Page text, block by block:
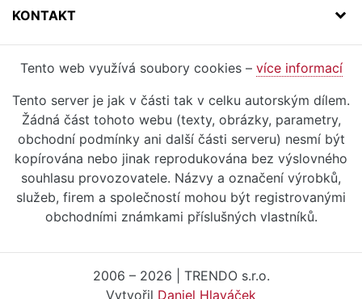
KONTAKT
Tento web využívá soubory cookies – více informací
Tento server je jak v části tak v celku autorským dílem.
Žádná část tohoto webu (texty, obrázky, parametry,
obchodní podmínky ani další části serveru) nesmí být
kopírována nebo jinak reprodukována bez výslovného
souhlasu provozovatele. Názvy a označení výrobků,
služeb, firem a společností mohou být registrovanými
obchodními známkami příslušných vlastníků.
2006 – 2026 | TRENDO s.r.o.
Vytvořil Daniel Hlaváček